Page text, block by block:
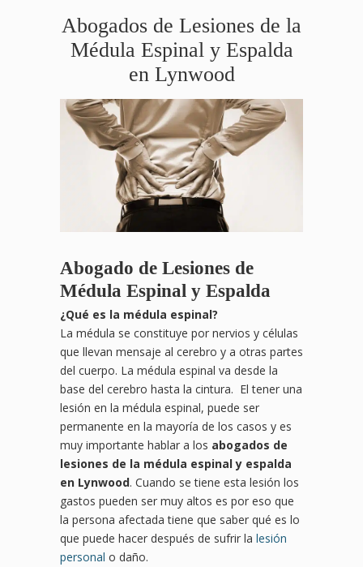
Abogados de Lesiones de la
Médula Espinal y Espalda
en Lynwood
Abogado de Lesiones de
Médula Espinal y Espalda
¿Qué es la médula espinal?
La médula se constituye por nervios y células
que llevan mensaje al cerebro y a otras partes
del cuerpo. La médula espinal va desde la
base del cerebro hasta la cintura. El tener una
lesión en la médula espinal, puede ser
permanente en la mayoría de los casos y es
muy importante hablar a los abogados de
lesiones de la médula espinal y espalda
en Lynwood. Cuando se tiene esta lesión los
gastos pueden ser muy altos es por eso que
la persona afectada tiene que saber qué es lo
que puede hacer después de sufrir la lesión
personal o daño.